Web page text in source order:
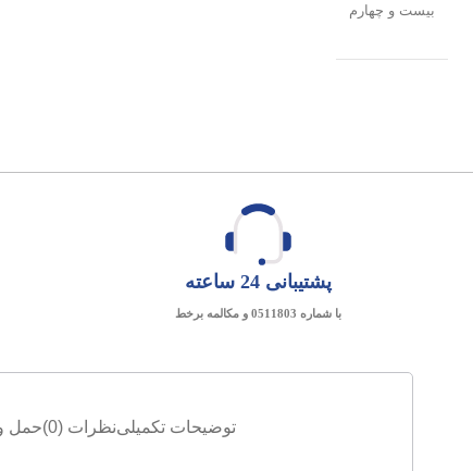
بیست و چهارم
پشتیبانی 24 ساعته
با شماره 0511803 و مکالمه برخط
توضیحات تکمیلینظرات (0) حمل